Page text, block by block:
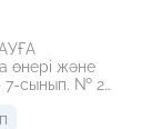
және